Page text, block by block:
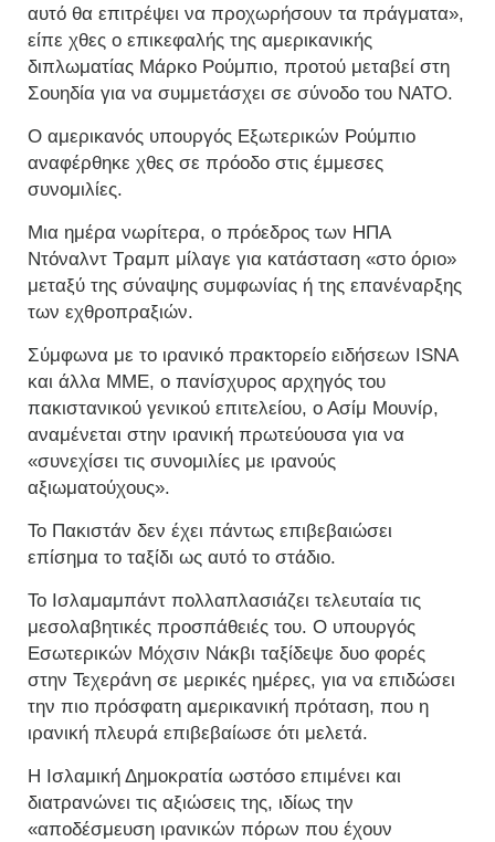
αυτό θα επιτρέψει να προχωρήσουν τα πράγματα»,
είπε χθες ο επικεφαλής της αμερικανικής
διπλωματίας Μάρκο Ρούμπιο, προτού μεταβεί στη
Σουηδία για να συμμετάσχει σε σύνοδο του NATO.
Ο αμερικανός υπουργός Εξωτερικών Ρούμπιο
αναφέρθηκε χθες σε πρόοδο στις έμμεσες
συνομιλίες.
Μια ημέρα νωρίτερα, ο πρόεδρος των ΗΠΑ
Ντόναλντ Τραμπ μίλαγε για κατάσταση «στο όριο»
μεταξύ της σύναψης συμφωνίας ή της επανέναρξης
των εχθροπραξιών.
Σύμφωνα με το ιρανικό πρακτορείο ειδήσεων ISNA
και άλλα ΜΜΕ, ο πανίσχυρος αρχηγός του
πακιστανικού γενικού επιτελείου, ο Ασίμ Μουνίρ,
αναμένεται στην ιρανική πρωτεύουσα για να
«συνεχίσει τις συνομιλίες με ιρανούς
αξιωματούχους».
Το Πακιστάν δεν έχει πάντως επιβεβαιώσει
επίσημα το ταξίδι ως αυτό το στάδιο.
Το Ισλαμαμπάντ πολλαπλασιάζει τελευταία τις
μεσολαβητικές προσπάθειές του. Ο υπουργός
Εσωτερικών Μόχσιν Νάκβι ταξίδεψε δυο φορές
στην Τεχεράνη σε μερικές ημέρες, για να επιδώσει
την πιο πρόσφατη αμερικανική πρόταση, που η
ιρανική πλευρά επιβεβαίωσε ότι μελετά.
Η Ισλαμική Δημοκρατία ωστόσο επιμένει και
διατρανώνει τις αξιώσεις της, ιδίως την
«αποδέσμευση ιρανικών πόρων που έχουν